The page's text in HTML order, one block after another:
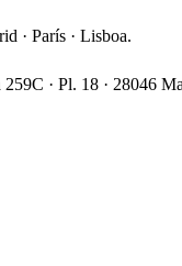
· París · Lisboa.
259C · Pl. 18 · 28046